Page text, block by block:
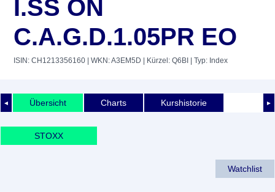
I.SS ON
C.A.G.D.1.05PR EO
ISIN: CH1213356160 | WKN: A3EM5D | Kürzel: Q6BI | Typ: Index
◄ ►
Übersicht Charts Kurshistorie
STOXX
Watchlist